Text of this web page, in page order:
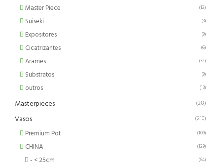
Master Piece (12)
Suiseki (3)
Expositores (9)
Cicatrizantes (6)
Arames (32)
Substratos (9)
outros (13)
Masterpieces (28)
Vasos (210)
Premium Pot (109)
CHINA (129)
- < 25cm (64)